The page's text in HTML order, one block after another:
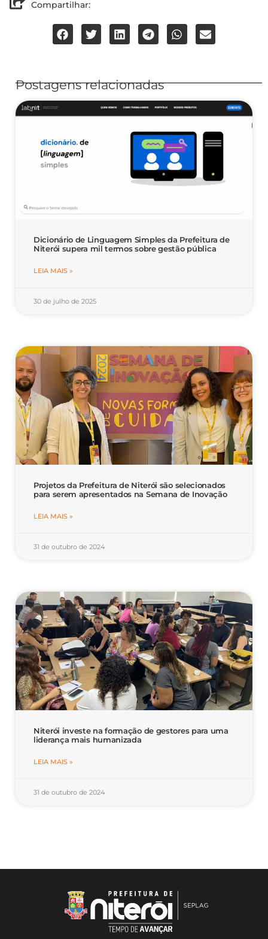
Compartilhar:
Postagens relacionadas
Dicionário de Linguagem Simples da Prefeitura de
Niterói supera mil termos sobre gestão pública
LEIA MAIS »
30 de julho de 2025
Projetos da Prefeitura de Niterói são selecionados
para serem apresentados na Semana de Inovação
LEIA MAIS »
31 de outubro de 2024
Niterói investe na formação de gestores para uma
liderança mais humanizada
LEIA MAIS »
31 de outubro de 2024